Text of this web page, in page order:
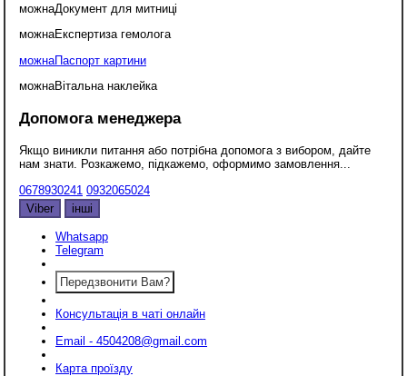
можнаДокумент для митниці
можнаЕкспертиза гемолога
можнаПаспорт картини
можнаВітальна наклейка
Допомога менеджера
Якщо виникли питання або потрібна допомога з вибором, дайте
нам знати. Розкажемо, підкажемо, оформимо замовлення...
0678930241 0932065024
Viber
інші
Whatsapp
Telegram
Передзвонити Вам?
Консультація в чаті онлайн
Email - 4504208@gmail.com
Карта проїзду